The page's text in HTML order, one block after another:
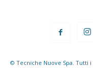
© Tecniche Nuove Spa. Tutti